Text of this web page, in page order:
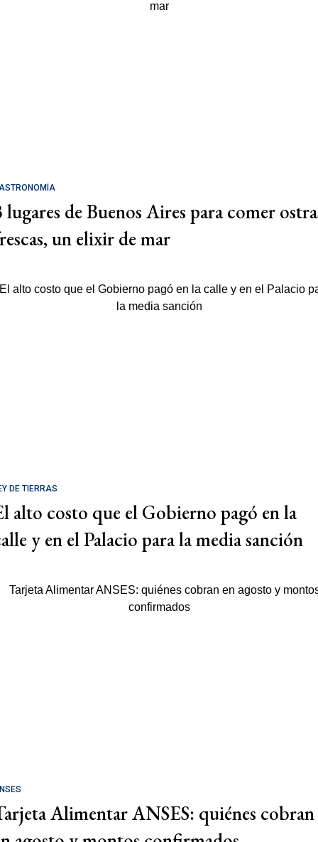
lugares de Buenos Aires para comer
un elixir de mar
DE TIERRAS
alto costo que el Gobierno pagó en la
y en el Palacio para la media sanción
Alimentar ANSES: quiénes cobran